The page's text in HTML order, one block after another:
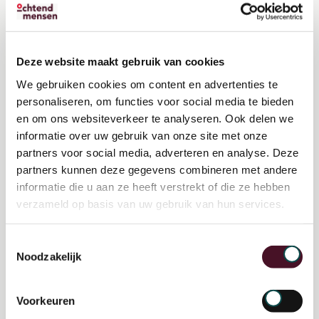
Deze website maakt gebruik van cookies
We gebruiken cookies om content en advertenties te
personaliseren, om functies voor social media te bieden
en om ons websiteverkeer te analyseren. Ook delen we
informatie over uw gebruik van onze site met onze
partners voor social media, adverteren en analyse. Deze
partners kunnen deze gegevens combineren met andere
informatie die u aan ze heeft verstrekt of die ze hebben
verzameld op basis van uw gebruik van hun services.
Noodzakelijk
Voorkeuren
Werkveld(en) waarin je geïnteresseerd bent *
Kies maximaal twee opties
Ruimte & Leefomgeving
Klimaat & Duurzaamheid
Zorg & Gezondheid
Bestuur & Samenleving
Onderwijs
Studie
Wat is het niveau van je huidige of meest